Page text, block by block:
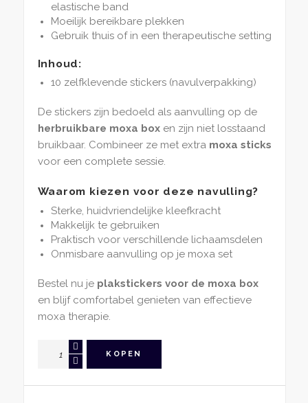
elastische band
Moeilijk bereikbare plekken
Gebruik thuis of in een therapeutische setting
Inhoud:
10 zelfklevende stickers (navulverpakking)
De stickers zijn bedoeld als aanvulling op de
herbruikbare moxa boxen zijn niet losstaand
bruikbaar. Combineer ze met extra moxa sticks
voor een complete sessie.
Waarom kiezen voor deze navulling?
Sterke, huidvriendelijke kleefkracht
Makkelijk te gebruiken
Praktisch voor verschillende lichaamsdelen
Onmisbare aanvulling op je moxa set
Bestel nu je plakstickers voor de moxa box
en blijf comfortabel genieten van effectieve
moxa therapie.
Plakstickers
KOPEN